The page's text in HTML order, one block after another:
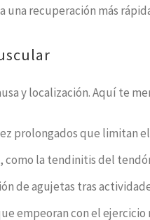
recuperación más
y localización. Aquí te
prolongados que limitan
la tendinitis del
de agujetas tras
empeoran con el